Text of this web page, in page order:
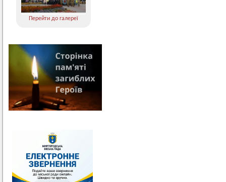
Перейти до галереї